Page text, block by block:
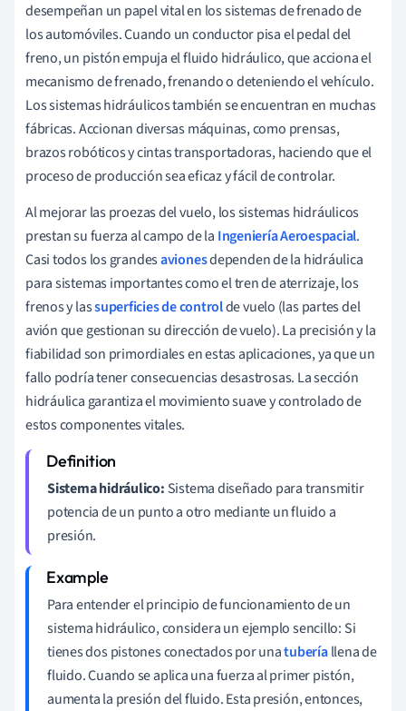
desempeñan un papel vital en los sistemas de frenado de
los automóviles. Cuando un conductor pisa el pedal del
freno, un pistón empuja el fluido hidráulico, que acciona el
mecanismo de frenado, frenando o deteniendo el vehículo.
Los sistemas hidráulicos también se encuentran en muchas
fábricas. Accionan diversas máquinas, como prensas,
brazos robóticos y cintas transportadoras, haciendo que el
proceso de producción sea eficaz y fácil de controlar.
Al mejorar las proezas del vuelo, los sistemas hidráulicos
prestan su fuerza al campo de la Ingeniería Aeroespacial.
Casi todos los grandesavionesdependen de la hidráulica
para sistemas importantes como el tren de aterrizaje, los
frenos y lassuperficies de controlde vuelo (las partes del
avión que gestionan su dirección de vuelo). La precisión y la
fiabilidad son primordiales en estas aplicaciones, ya que un
fallo podría tener consecuencias desastrosas. La sección
hidráulica garantiza el movimiento suave y controlado de
estos componentes vitales.
Sistema hidráulico: Sistema diseñado para transmitir
potencia de un punto a otro mediante un fluido a
presión.
Para entender el principio de funcionamiento de un
sistema hidráulico, considera un ejemplo sencillo: Si
tienes dos pistones conectados por unatuberíallena de
fluido. Cuando se aplica una fuerza al primer pistón,
aumenta la presión del fluido. Esta presión, entonces,